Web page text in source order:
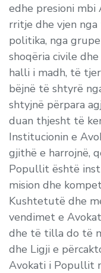
edhe presioni
rritje dhe vjen
politika, nga
shoqëria civile
halli i madh, të
bëjnë të shtyrë
shtyjnë përpara
duan thjesht të
Institucionin e
gjithë e harrojnë,
Popullit është
mision dhe
Kushtetutë dhe
vendimet e
dhe të tilla do të
dhe Ligji e
Avokati i Popullit